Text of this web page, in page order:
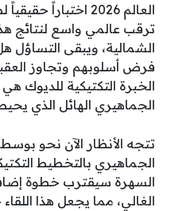
العالم 2026
ترقب عالمي واسع لنتائج
الشمالية، ويبقى التساؤل
فرض أسلوبهم وتجاوز
الخبرة التكتيكية
الجماهيري الهائل الذي
تتجه الأنظار الآن نحو
الجماهيري بالتخطيط
السهرة سيقترب خطوة
الغالي، مما يجعل هذا